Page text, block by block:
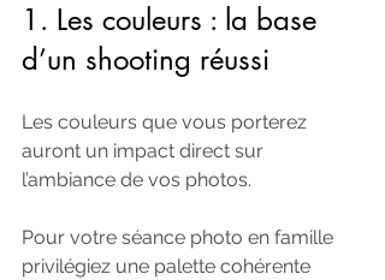
1. Les couleurs : la base
d’un shooting réussi
Les couleurs que vous porterez
auront un impact direct sur
l’ambiance de vos photos.
Pour votre séance photo en famille
privilégiez une palette cohérente